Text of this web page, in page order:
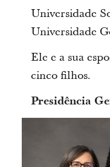
Universidade
Universidade
Ele e a sua
cinco filhos.
Presidência